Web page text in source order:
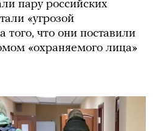
пару российских
«угрозой
того, что они поставили
«охраняемого лица»